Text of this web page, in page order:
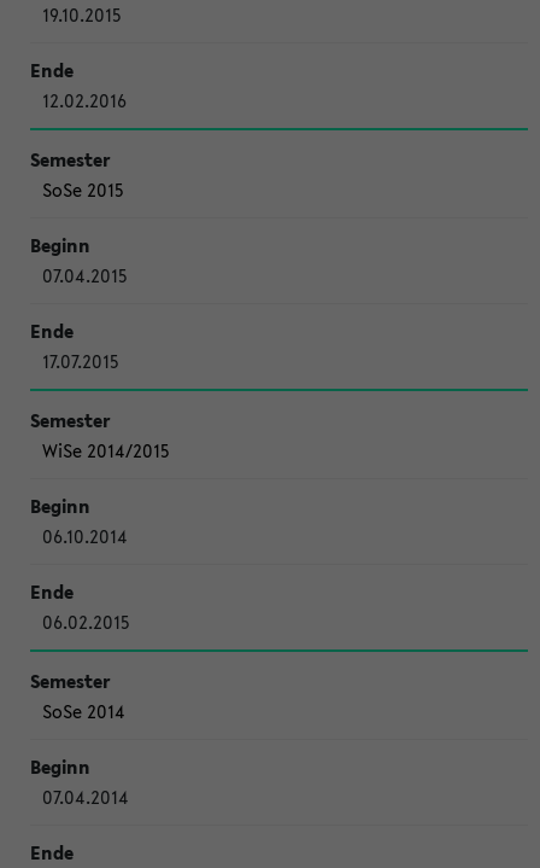
19.10.2015
12.02.2016
SoSe 2015
07.04.2015
17.07.2015
WiSe 2014/2015
06.10.2014
06.02.2015
SoSe 2014
07.04.2014